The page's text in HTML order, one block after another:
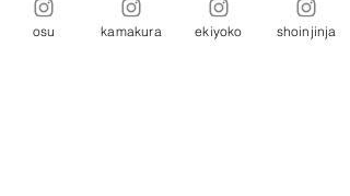
osu kamakura ekiyoko shoinjinja